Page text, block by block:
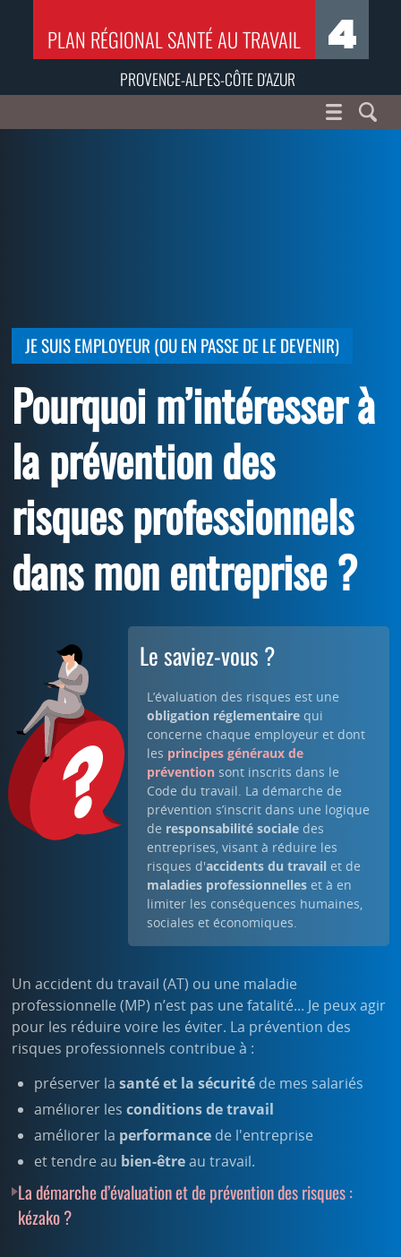
PLAN RÉGIONAL SANTÉ AU TRAVAIL
PROVENCE-ALPES-CÔTE D'AZUR
JE SUIS EMPLOYEUR (OU EN PASSE DE LE DEVENIR)
Pourquoi m’intéresser à
la prévention des
risques professionnels
dans mon entreprise ?
Le saviez-vous ?
L’évaluation des risques est une
obligation réglementaire qui
concerne chaque employeur et dont
les principes généraux de
prévention sont inscrits dans le
Code du travail. La démarche de
prévention s’inscrit dans une logique
de responsabilité sociale des
entreprises, visant à réduire les
risques d'accidents du travailet de
maladies professionnelleset à en
limiter les conséquences humaines,
sociales et économiques.
Un accident du travail (AT) ou une maladie
professionnelle (MP) n’est pas une fatalité... Je peux agir
pour les réduire voire les éviter. La prévention des
risques professionnels contribue à :
préserver lasanté et la sécurité de mes salariés
améliorer lesconditions de travail
améliorer la performance de l'entreprise
et tendre au bien-êtreau travail.
La démarche d’évaluation et de prévention des risques :
kézako ?